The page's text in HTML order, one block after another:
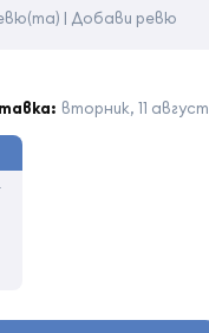
| Добави ревю
вторник, 11 август